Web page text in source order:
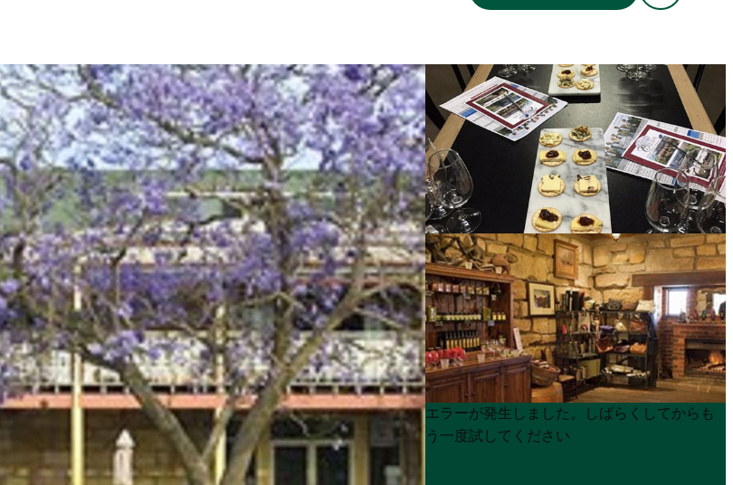
Product
List
Product
List
エラーが発生しました。しばらくしてからも
う一度試してください